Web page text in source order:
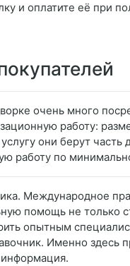
и оплатите её при
очень много
работу:
услугу они берут
работу по
Международное
помощь не только
опытным
Именно здесь